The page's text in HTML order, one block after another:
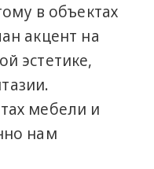
в объектах
акцент на
эстетике,
мебели и
нам